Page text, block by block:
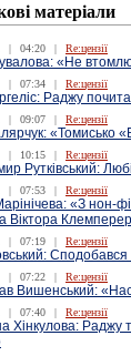
матеріали
| 04:20 | Re:цензії
«Не
| 07:34 | Re:цензії
Раджу
| 09:07 | Re:цензії
«Томисько
| 10:15 | Re:цензії
Рутківський:
| 07:53 | Re:цензії
«З нон-
Віктора
| 07:19 | Re:цензії
| 07:22 | Re:цензії
Вишенський:
| 07:40 | Re:цензії
Хінкулова: Раджу